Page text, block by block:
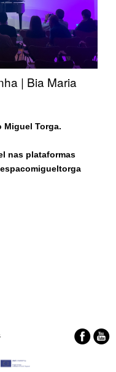
| Bia Maria
Miguel Torga.
nas plataformas